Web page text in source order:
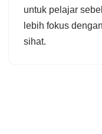
untuk pelajar
lebih fokus
sihat.